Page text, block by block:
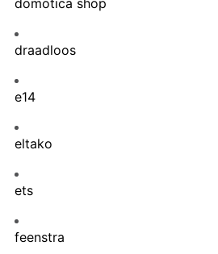
domotica shop
draadloos
e14
eltako
ets
feenstra